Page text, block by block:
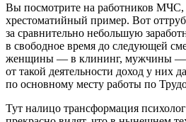
Вы посмотрите на работников МЧС,
хрестоматийный пример. Вот
за сравнительно небольшую
в свободное время до следующей
женщины — в клининг, мужчины —
от такой деятельности доход у них
по основному месту работы по
Тут налицо трансформация